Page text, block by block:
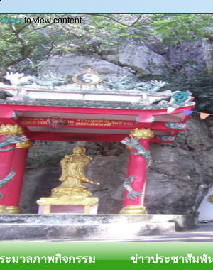
to view content.
ะมวลภาพกิจกรรม ข่าวประชาสัมพั